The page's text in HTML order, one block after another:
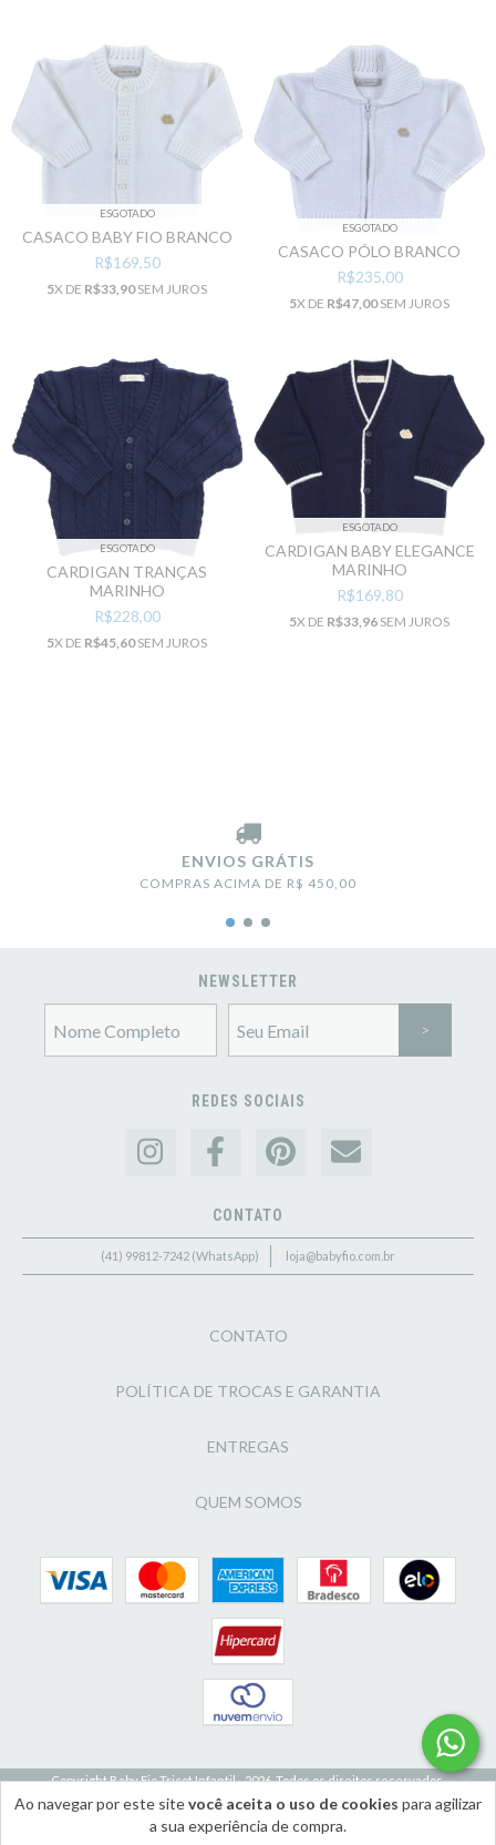
Ao navegar por este sitevocê aceita o uso de cookies para agilizar
a sua experiência de compra.
ESGOTADO
CASACO BABY FIO BRANCO
R$169,50
5X DE R$33,90SEM JUROS
ESGOTADO
CASACO PÓLO BRANCO
R$235,00
5X DE R$47,00SEM JUROS
ESGOTADO
CARDIGAN TRANÇAS
MARINHO
R$228,00
5X DE R$45,60SEM JUROS
ESGOTADO
CARDIGAN BABY ELEGANCE
MARINHO
R$169,80
5X DE R$33,96 SEM JUROS
ENVIOS GRÁTIS
COMPRAS ACIMA DE R$ 450,00
NEWSLETTER
REDES SOCIAIS
CONTATO
(41) 99812-7242 (WhatsApp) loja@babyfio.com.br
CONTATO
POLÍTICA DE TROCAS E GARANTIA
ENTREGAS
QUEM SOMOS
Copyright Baby Fio Tricot Infantil - 2026. Todos os direitos reservados.